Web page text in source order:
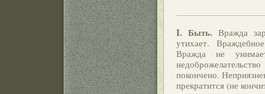
I. Быть. Вражда
утихает.
Вражда не
покончено.
прекратится (не